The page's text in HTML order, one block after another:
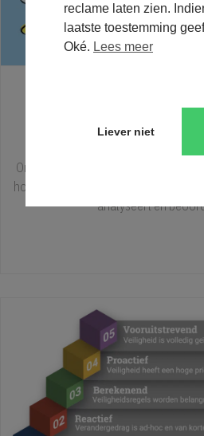
reclame laten zien.
laatste toestemming
Oké. Lees meer
Liever niet
RIJKSWATERSTAAT
KENNISBANK ,
Ontdek wat de M.A.R.K.-methode
hoe deze beoordelingsmethode
analyseert en